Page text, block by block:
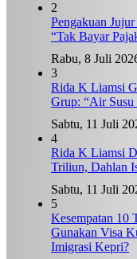
2
Pengakuan
“Tak Bayar
Rabu, 8 Juli
3
Rida K Liamsi
Grup: “Air
Sabtu, 11 Juli
4
Rida K Liamsi
Triliun, Dahlan
Sabtu, 11 Juli
5
Kesempatan 10
Gunakan Visa
Imigrasi Kepri?